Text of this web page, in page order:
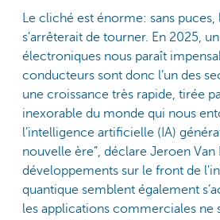
Le cliché est énorme: sans puces,
s'arrêterait de tourner. En 2025,
électroniques nous paraît
conducteurs sont donc l’un des
une croissance très rapide, tirée
inexorable du monde qui nous
l’intelligence artificielle (IA)
nouvelle ère”, déclare Jeroen Van
développements sur le front de
quantique semblent également
les applications commerciales ne